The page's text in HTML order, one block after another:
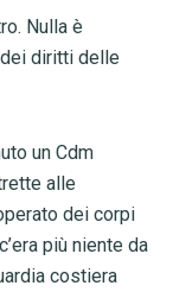
Nulla è
diritti delle
un Cdm
alle
dei corpi
più niente da
costiera